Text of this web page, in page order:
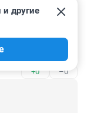
На кого
+0 –0
другие